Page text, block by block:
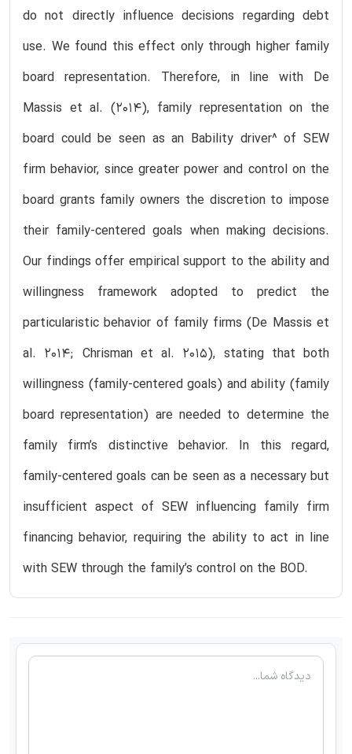
do not directly influence decisions regarding debt
use. We found this effect only through higher family
board representation. Therefore, in line with De
Massis et al. (2014), family representation on the
board could be seen as an Bability driver^ of SEW
firm behavior, since greater power and control on the
board grants family owners the discretion to impose
their family-centered goals when making decisions.
Our findings offer empirical support to the ability and
willingness framework adopted to predict the
particularistic behavior of family firms (De Massis et
al. 2014; Chrisman et al. 2015), stating that both
willingness (family-centered goals) and ability (family
board representation) are needed to determine the
family firm’s distinctive behavior. In this regard,
family-centered goals can be seen as a necessary but
insufficient aspect of SEW influencing family firm
financing behavior, requiring the ability to act in line
with SEW through the family’s control on the BOD.